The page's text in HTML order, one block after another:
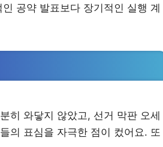
공약 발표보다 장기적인 실행 계
히 와닿지 않았고, 선거 막판 오세
의 표심을 자극한 점이 컸어요. 또